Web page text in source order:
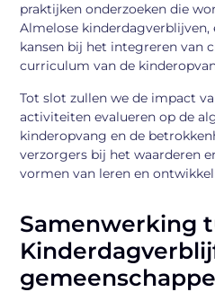
praktijken onderzoeken die
Almelose
kansen bij het integreren van
curriculum van de
Tot slot zullen we de impact
activiteiten evalueren op de
kinderopvang en de
verzorgers bij het waarderen
vormen van leren en
Samenwerking